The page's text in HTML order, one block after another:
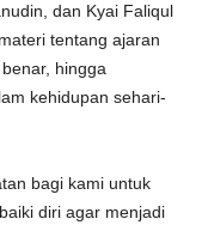
dan Kyai Faliqul
tentang ajaran
hingga
kehidupan sehari-
bagi kami untuk
diri agar menjadi